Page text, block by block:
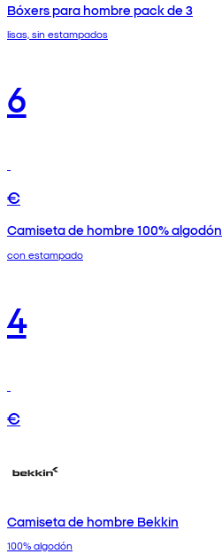
Bóxers para hombre pack de 3
lisas, sin estampados
6
€
Camiseta de hombre 100% algodón
con estampado
4
€
Camiseta de hombre Bekkin
100% algodón